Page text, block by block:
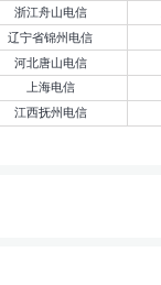
浙江舟山电信
辽宁省锦州电信
河北唐山电信
上海电信
江西抚州电信